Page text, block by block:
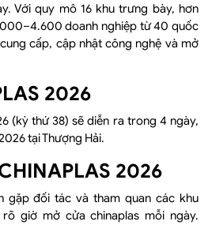
Với quy mô 16 khu trưng bày, hơn
doanh nghiệp từ 40 quốc
cấp, cập nhật công nghệ và mở
2026
(kỳ thứ 38) sẽ diễn ra trong 4 ngày,
tại Thượng Hải.
2026
gặp đối tác và tham quan các khu
giờ mở cửa chinaplas mỗi ngày.